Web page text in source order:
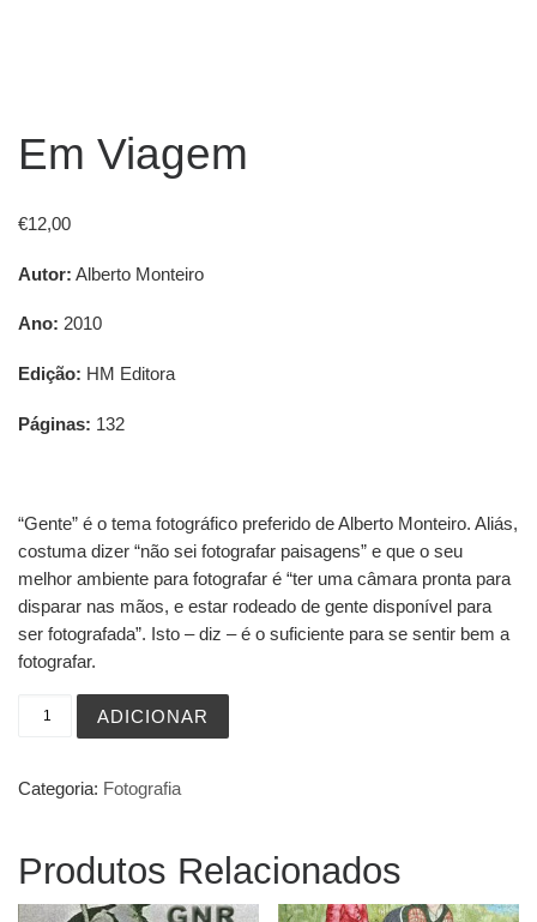
Em Viagem
€12,00
Autor: Alberto Monteiro
Ano: 2010
Edição: HM Editora
Páginas: 132
“Gente” é o tema fotográfico preferido de Alberto Monteiro. Aliás,
costuma dizer “não sei fotografar paisagens” e que o seu
melhor ambiente para fotografar é “ter uma câmara pronta para
disparar nas mãos, e estar rodeado de gente disponível para
ser fotografada”. Isto – diz – é o suficiente para se sentir bem a
fotografar.
ADICIONAR
Categoria: Fotografia
Produtos Relacionados